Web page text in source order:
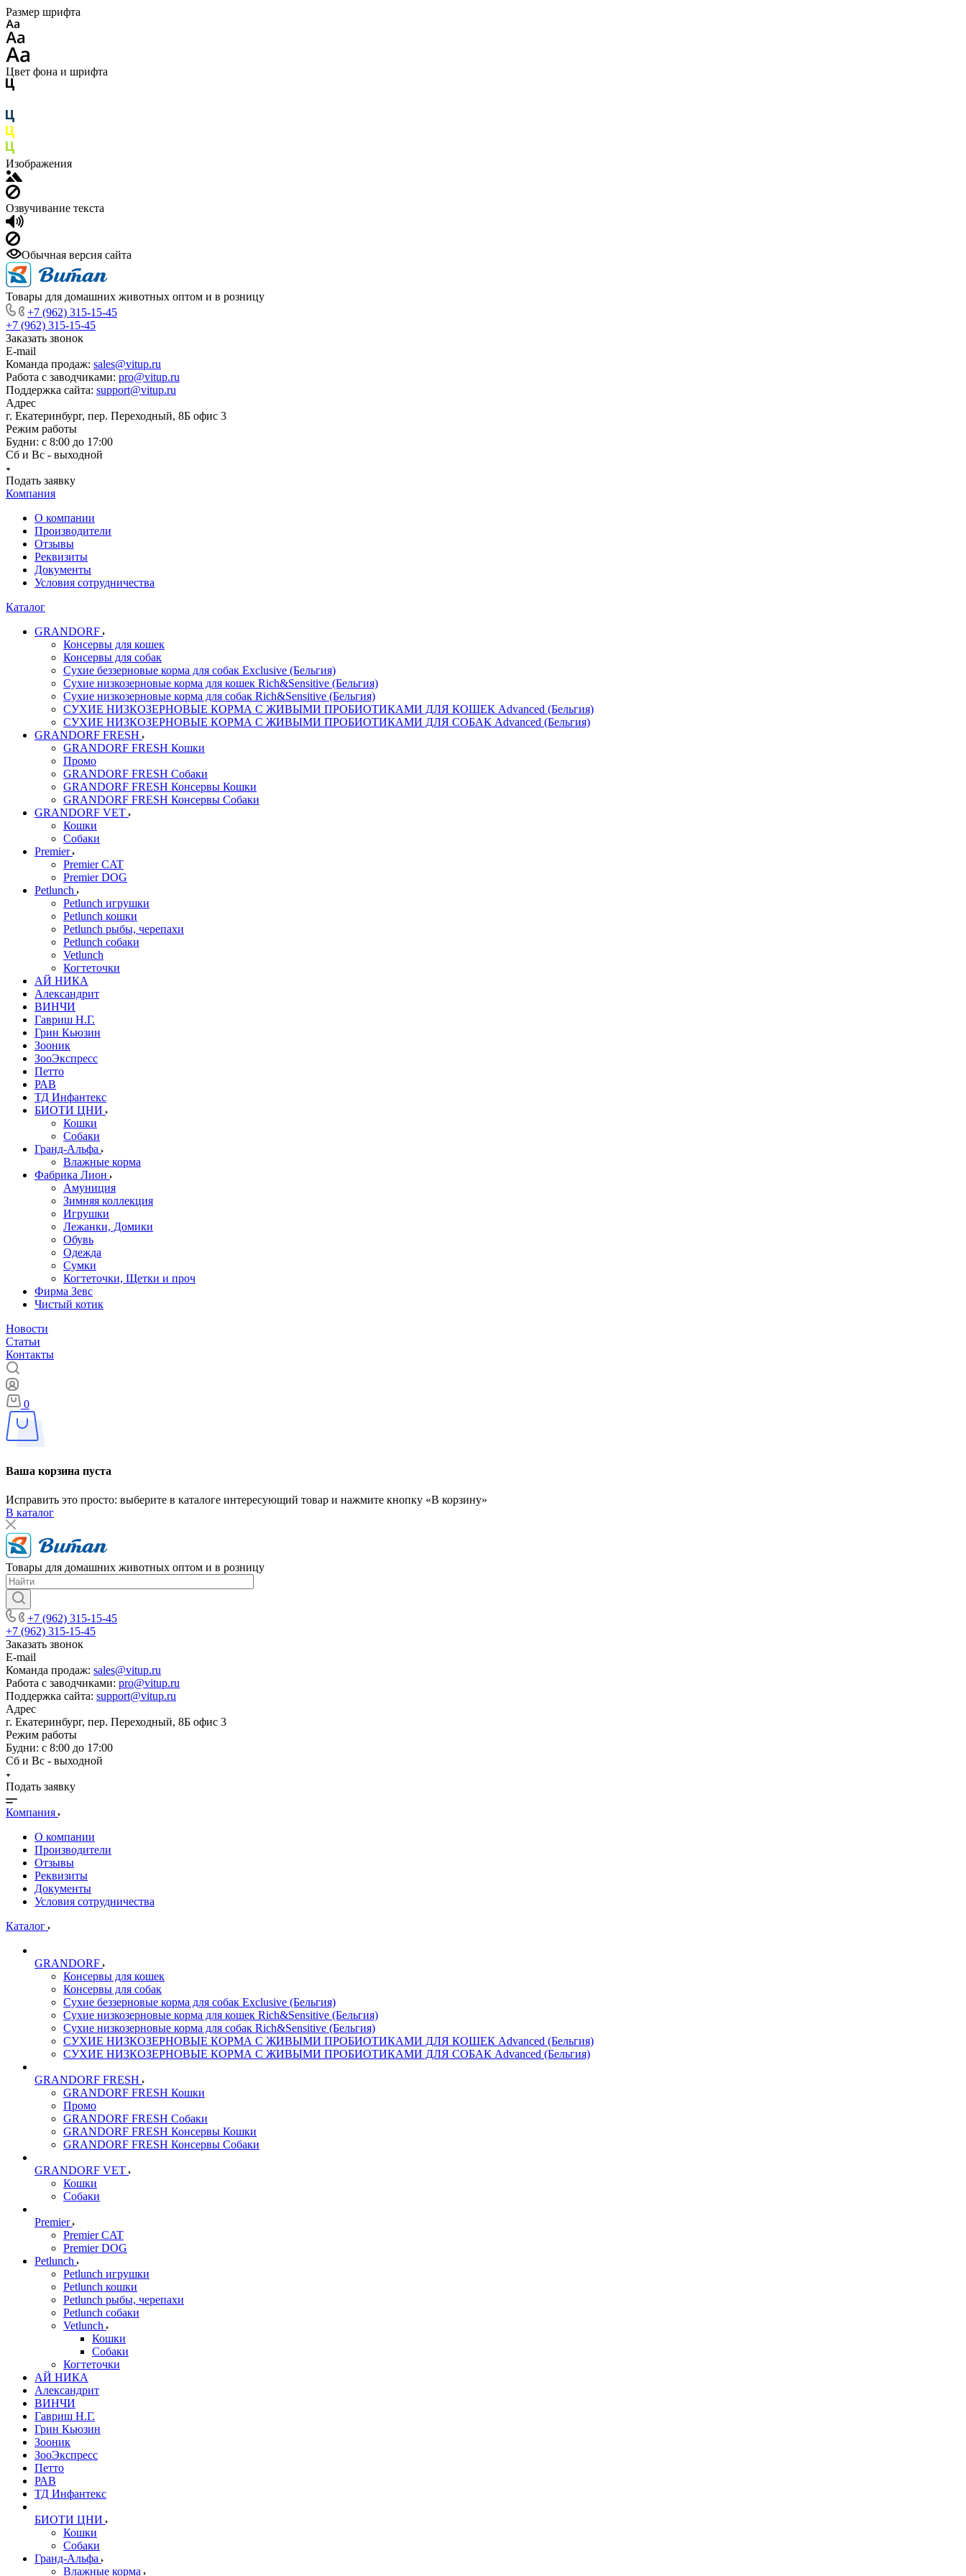
Размер шрифта
Цвет фона и шрифта
Изображения
Озвучивание текста
Обычная версия сайта
Товары для домашних животных оптом и в розницу
+7 (962) 315-15-45
+7 (962) 315-15-45
Заказать звонок
E-mail
Команда продаж: sales@vitup.ru
Работа с заводчиками: pro@vitup.ru
Поддержка сайта: support@vitup.ru
Адрес
г. Екатеринбург, пер. Переходный, 8Б офис 3
Режим работы
Будни: с 8:00 до 17:00
Сб и Вс - выходной
Подать заявку
Компания
О компании
Производители
Отзывы
Реквизиты
Документы
Условия сотрудничества
Каталог
GRANDORF
Консервы для кошек
Консервы для собак
Сухие беззерновые корма для собак Exclusive (Бельгия)
Сухие низкозерновые корма для кошек Rich&Sensitive (Бельгия)
Сухие низкозерновые корма для собак Rich&Sensitive (Бельгия)
СУХИЕ НИЗКОЗЕРНОВЫЕ КОРМА С ЖИВЫМИ ПРОБИОТИКАМИ ДЛЯ КОШЕК Advanced (Бельгия)
СУХИЕ НИЗКОЗЕРНОВЫЕ КОРМА С ЖИВЫМИ ПРОБИОТИКАМИ ДЛЯ СОБАК Advanced (Бельгия)
GRANDORF FRESH
GRANDORF FRESH Кошки
Промо
GRANDORF FRESH Собаки
GRANDORF FRESH Консервы Кошки
GRANDORF FRESH Консервы Собаки
GRANDORF VET
Кошки
Собаки
Premier
Premier CAT
Premier DOG
Petlunch
Petlunch игрушки
Petlunch кошки
Petlunch рыбы, черепахи
Petlunch собаки
Vetlunch
Когтеточки
АЙ НИКА
Александрит
ВИНЧИ
Гавриш Н.Г.
Грин Кьюзин
Зооник
ЗооЭкспресс
Петто
РАВ
ТД Инфантекс
БИОТИ ЦНИ
Кошки
Собаки
Гранд-Альфа
Влажные корма
Фабрика Лион
Амуниция
Зимняя коллекция
Игрушки
Лежанки, Домики
Обувь
Одежда
Сумки
Когтеточки, Щетки и проч
Фирма Зевс
Чистый котик
Новости
Статьи
Контакты
0
Ваша корзина пуста
Исправить это просто: выберите в каталоге интересующий товар и нажмите кнопку «В корзину»
В каталог
Товары для домашних животных оптом и в розницу
+7 (962) 315-15-45
+7 (962) 315-15-45
Заказать звонок
E-mail
Команда продаж: sales@vitup.ru
Работа с заводчиками: pro@vitup.ru
Поддержка сайта: support@vitup.ru
Адрес
г. Екатеринбург, пер. Переходный, 8Б офис 3
Режим работы
Будни: с 8:00 до 17:00
Сб и Вс - выходной
Подать заявку
Компания
О компании
Производители
Отзывы
Реквизиты
Документы
Условия сотрудничества
Каталог
GRANDORF
Консервы для кошек
Консервы для собак
Сухие беззерновые корма для собак Exclusive (Бельгия)
Сухие низкозерновые корма для кошек Rich&Sensitive (Бельгия)
Сухие низкозерновые корма для собак Rich&Sensitive (Бельгия)
СУХИЕ НИЗКОЗЕРНОВЫЕ КОРМА С ЖИВЫМИ ПРОБИОТИКАМИ ДЛЯ КОШЕК Advanced (Бельгия)
СУХИЕ НИЗКОЗЕРНОВЫЕ КОРМА С ЖИВЫМИ ПРОБИОТИКАМИ ДЛЯ СОБАК Advanced (Бельгия)
GRANDORF FRESH
GRANDORF FRESH Кошки
Промо
GRANDORF FRESH Собаки
GRANDORF FRESH Консервы Кошки
GRANDORF FRESH Консервы Собаки
GRANDORF VET
Кошки
Собаки
Premier
Premier CAT
Premier DOG
Petlunch
Petlunch игрушки
Petlunch кошки
Petlunch рыбы, черепахи
Petlunch собаки
Vetlunch
Кошки
Собаки
Когтеточки
АЙ НИКА
Александрит
ВИНЧИ
Гавриш Н.Г.
Грин Кьюзин
Зооник
ЗооЭкспресс
Петто
РАВ
ТД Инфантекс
БИОТИ ЦНИ
Кошки
Собаки
Гранд-Альфа
Влажные корма